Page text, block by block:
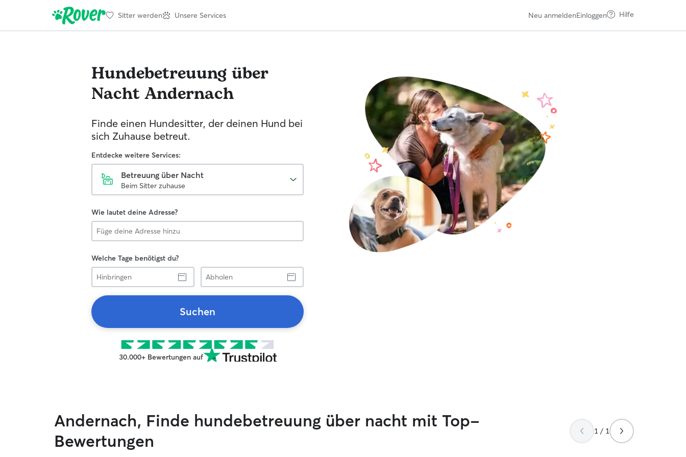
Sitter werden Unsere Services Neu anmeldenEinloggen Hilfe
Hundebetreuung über
NachtAndernach
Finde einen Hundesitter, der deinen Hund bei
sich Zuhause betreut.
Entdecke weitere Services:
Betreuung über Nacht
Beim Sitter zuhause
Wie lautet deine Adresse?
Welche Tage benötigst du?
Hinbringen
Abholen
Suchen
30.000+ Bewertungen auf
Andernach, Finde hundebetreuung über nacht mit Top-
Bewertungen
1 / 1